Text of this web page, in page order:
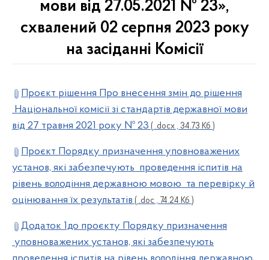
мови від 27.05.2021 № 23»,
схвалений 02 серпня 2023 року
на засіданні Комісії
Проєкт рішення Про внесення змін до рішення
Національної комісії зі стандартів державної мови
від 27 травня 2021 року № 23 ( .docx , 34.73 Кб )
Проєкт Порядку призначення уповноважених
установ, які забезпечують проведення іспитів на
рівень володіння державною мовою та перевірку й
оцінювання їх результатів ( .doc , 74.24 Кб )
Додаток 1до проєкту Порядку призначення
уповноважених установ, які забезпечують